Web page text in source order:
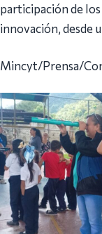
participación de
innovación, desde
Mincyt/Prensa/